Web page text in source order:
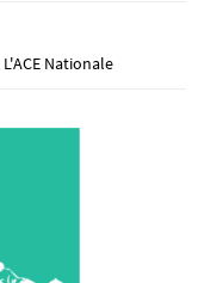
L'ACE Nationale